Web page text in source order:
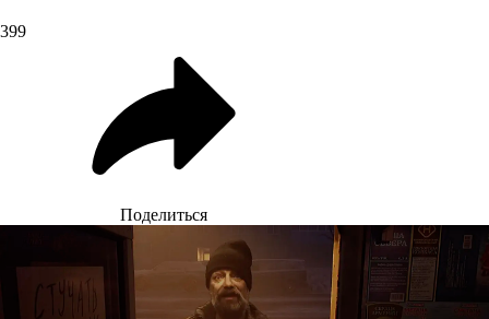
399
Поделиться